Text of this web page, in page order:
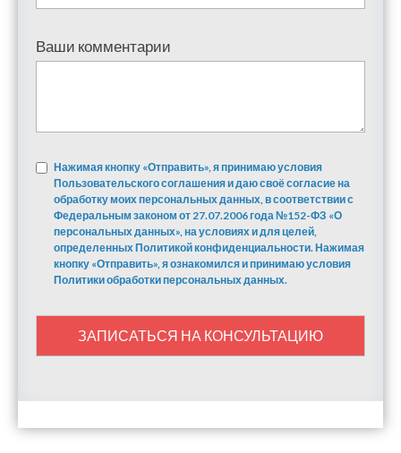
Ваши комментарии
Нажимая кнопку «Отправить», я принимаю условия
Пользовательского соглашения и даю своё согласие на
обработку моих персональных данных, в соответствии с
Федеральным законом от 27.07.2006 года №152-ФЗ «О
персональных данных», на условиях и для целей,
определенных Политикой конфиденциальности. Нажимая
кнопку «Отправить», я ознакомился и принимаю условия
Политики обработки персональных данных.
ЗАПИСАТЬСЯ НА КОНСУЛЬТАЦИЮ